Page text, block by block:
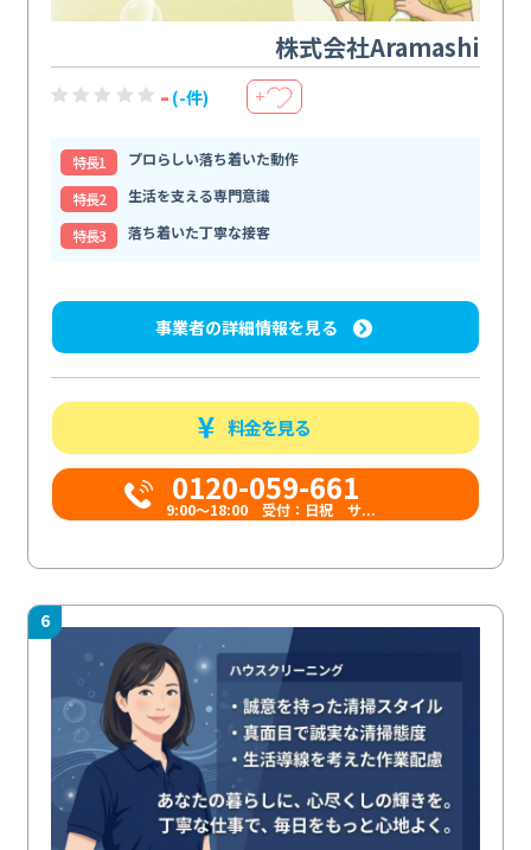
株式会社Aramashi
- (-件) ＋
特⻑1
プロらしい落ち着いた動作
特⻑2
生活を支える専門意識
特⻑3
落ち着いた丁寧な接客
事業者の詳細情報を見る
料金を見る
0120-059-661
9:00〜18:00 受付：日祝 サ...
6